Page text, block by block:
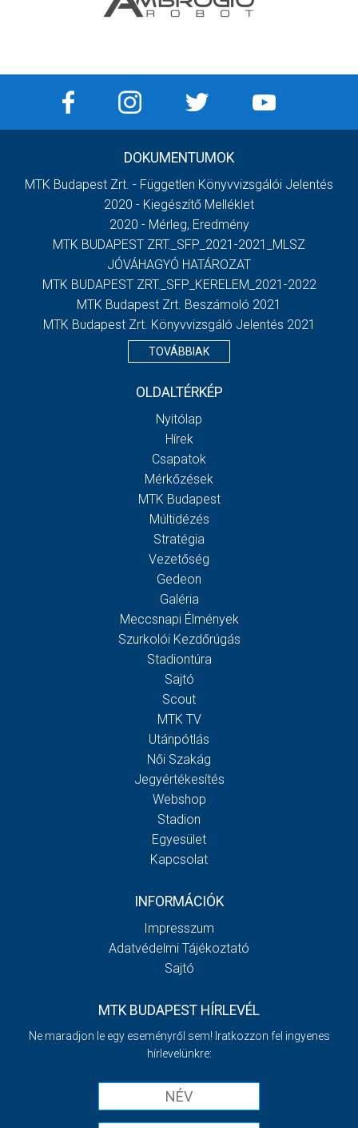
DOKUMENTUMOK
MTK Budapest Zrt. - Független Könyvvizsgálói Jelentés
2020 - Kiegészítő Melléklet
2020 - Mérleg, Eredmény
MTK BUDAPEST ZRT._SFP_2021-2021_MLSZ
JÓVÁHAGYÓ HATÁROZAT
MTK BUDAPEST ZRT._SFP_KERELEM_2021-2022
MTK Budapest Zrt. Beszámoló 2021
MTK Budapest Zrt. Könyvvizsgáló Jelentés 2021
TOVÁBBIAK
OLDALTÉRKÉP
Nyitólap
Hírek
Csapatok
Mérkőzések
MTK Budapest
Múltidézés
Stratégia
Vezetőség
Gedeon
Galéria
Meccsnapi Élmények
Szurkolói Kezdőrúgás
Stadiontúra
Sajtó
Scout
MTK TV
Utánpótlás
Női Szakág
Jegyértékesítés
Webshop
Stadion
Egyesület
Kapcsolat
INFORMÁCIÓK
Impresszum
Adatvédelmi Tájékoztató
Sajtó
MTK BUDAPEST HÍRLEVÉL
Ne maradjon le egy eseményről sem! Iratkozzon fel ingyenes
hírlevelünkre: